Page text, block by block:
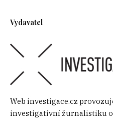
Vydavatel
Web investigace.cz
investigativní žurnalistiku